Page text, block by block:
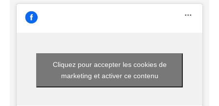
Cliquez pour accepter les cookies de
marketing et activer ce contenu